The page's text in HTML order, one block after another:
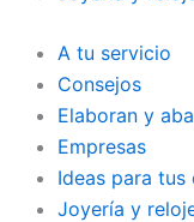
A tu servicio
Consejos
Elaboran y
Empresas
Ideas para tus
Joyería y